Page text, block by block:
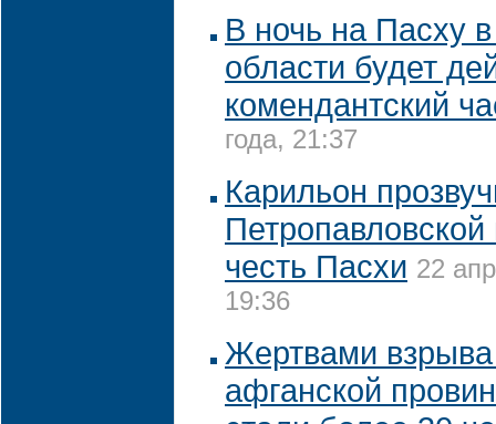
В ночь на Пасху
области будет
комендантский
года, 21:37
Карильон
Петропавловской
честь Пасхи 22
19:36
Жертвами
афганской